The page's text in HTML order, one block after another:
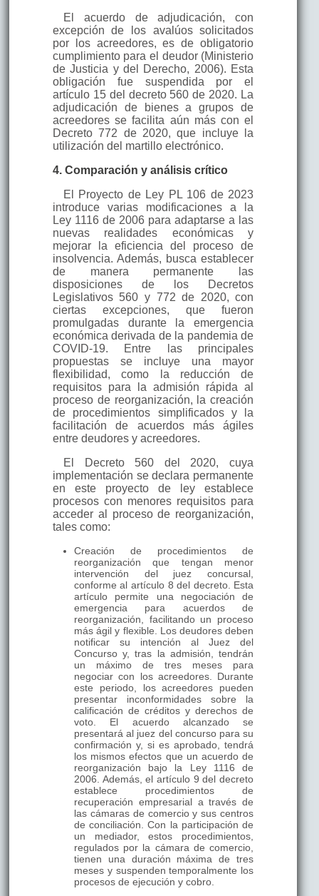
El acuerdo de adjudicación, con
excepción de los avalúos solicitados
por los acreedores, es de obligatorio
cumplimiento para el deudor (Ministerio
de Justicia y del Derecho, 2006). Esta
obligación fue suspendida por el
artículo 15 del decreto 560 de 2020. La
adjudicación de bienes a grupos de
acreedores se facilita aún más con el
Decreto 772 de 2020, que incluye la
utilización del martillo electrónico.
4. Comparación y análisis crítico
El Proyecto de Ley PL 106 de 2023
introduce varias modificaciones a la
Ley 1116 de 2006 para adaptarse a las
nuevas realidades económicas y
mejorar la eficiencia del proceso de
insolvencia. Además, busca establecer
de manera permanente las
disposiciones de los Decretos
Legislativos 560 y 772 de 2020, con
ciertas excepciones, que fueron
promulgadas durante la emergencia
económica derivada de la pandemia de
COVID-19. Entre las principales
propuestas se incluye una mayor
flexibilidad, como la reducción de
requisitos para la admisión rápida al
proceso de reorganización, la creación
de procedimientos simplificados y la
facilitación de acuerdos más ágiles
entre deudores y acreedores.
El Decreto 560 del 2020, cuya
implementación se declara permanente
en este proyecto de ley establece
procesos con menores requisitos para
acceder al proceso de reorganización,
tales como:
Creación de procedimientos de
reorganización que tengan menor
intervención del juez concursal,
conforme al artículo 8 del decreto. Esta
artículo permite una negociación de
emergencia para acuerdos de
reorganización, facilitando un proceso
más ágil y flexible. Los deudores deben
notificar su intención al Juez del
Concurso y, tras la admisión, tendrán
un máximo de tres meses para
negociar con los acreedores. Durante
este periodo, los acreedores pueden
presentar inconformidades sobre la
calificación de créditos y derechos de
voto. El acuerdo alcanzado se
presentará al juez del concurso para su
confirmación y, si es aprobado, tendrá
los mismos efectos que un acuerdo de
reorganización bajo la Ley 1116 de
2006. Además, el artículo 9 del decreto
establece procedimientos de
recuperación empresarial a través de
las cámaras de comercio y sus centros
de conciliación. Con la participación de
un mediador, estos procedimientos,
regulados por la cámara de comercio,
tienen una duración máxima de tres
meses y suspenden temporalmente los
procesos de ejecución y cobro.